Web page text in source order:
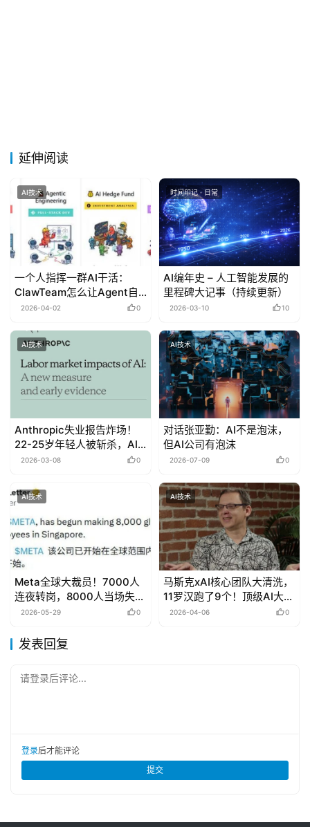
延伸阅读
AI技术
一个人指挥一群AI干活：
ClawTeam怎么让Agent自
己组队
2026-04-02 0
时间印记 · 日常
AI编年史 – 人工智能发展的
里程碑大记事（持续更新）
2026-03-10 10
AI技术
Anthropic失业报告炸场！
22-25岁年轻人被斩杀，AI
淘汰75％编程
2026-03-08 0
AI技术
对话张亚勤：AI不是泡沫，
但AI公司有泡沫
2026-07-09 0
AI技术
Meta全球大裁员！7000人
连夜转岗，8000人当场失
业！留学生的“铁饭碗”还铁
2026-05-29 0
AI技术
马斯克xAI核心团队大清洗，
11罗汉跑了9个！顶级AI大脑
为何纷纷提桶跑路？
2026-04-06 0
发表回复
请登录后评论...
登录后才能评论
提交